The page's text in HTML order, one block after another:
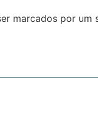
marcados por